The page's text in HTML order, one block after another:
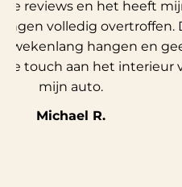
reviews en het heeft
volledig overtroffen.
wekenlang hangen en
touch aan het interieur
mijn auto.
Michael R.